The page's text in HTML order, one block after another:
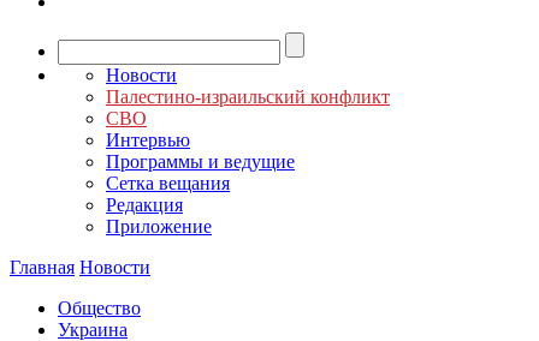
Новости
Палестино-израильский конфликт
СВО
Интервью
Программы и ведущие
Сетка вещания
Редакция
Приложение
Главная Новости
Общество
Украина